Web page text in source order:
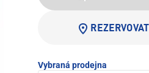
Vybraná prodejna